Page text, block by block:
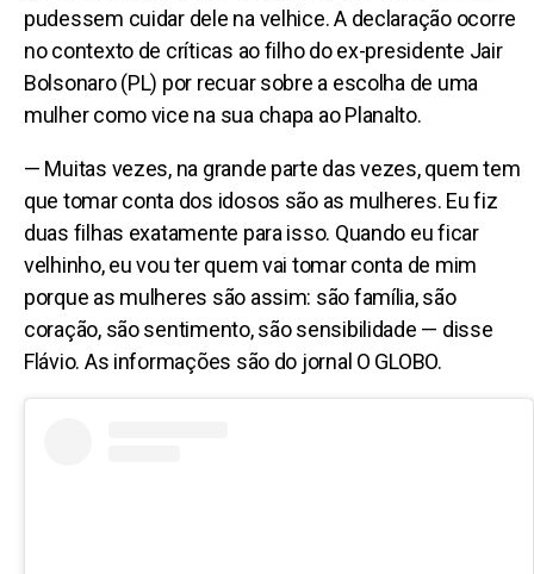
pudessem cuidar dele na velhice. A declaração ocorre
no contexto de críticas ao filho do ex-presidente Jair
Bolsonaro (PL) por recuar sobre a escolha de uma
mulher como vice na sua chapa ao Planalto.
— Muitas vezes, na grande parte das vezes, quem tem
que tomar conta dos idosos são as mulheres. Eu fiz
duas filhas exatamente para isso. Quando eu ficar
velhinho, eu vou ter quem vai tomar conta de mim
porque as mulheres são assim: são família, são
coração, são sentimento, são sensibilidade — disse
Flávio. As informações são do jornal O GLOBO.